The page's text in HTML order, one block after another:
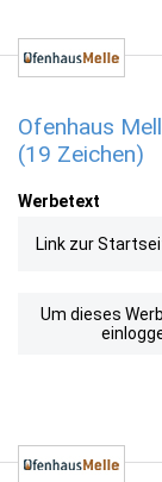
Ofenhaus
(19 Zeichen)
Werbetext
Link zur
Um dieses